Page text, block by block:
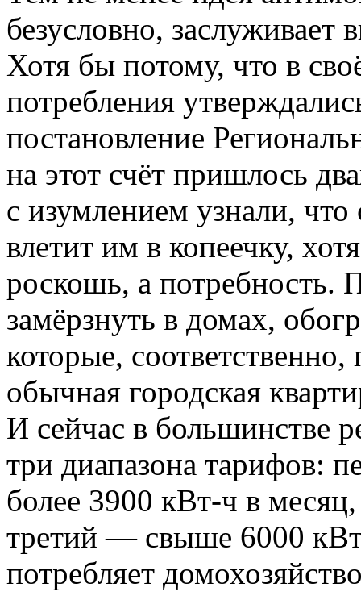
безусловно, заслуживает
Хотя бы потому, что в
потребления
постановление
на этот счёт пришлось
с изумлением узнали,
влетит им в копеечку,
роскошь, а потребность.
замёрзнуть в домах,
которые,
обычная городская
И сейчас в большинстве
три диапазона тарифов:
более 3900 кВт-ч в
третий — свыше 6000
потребляет